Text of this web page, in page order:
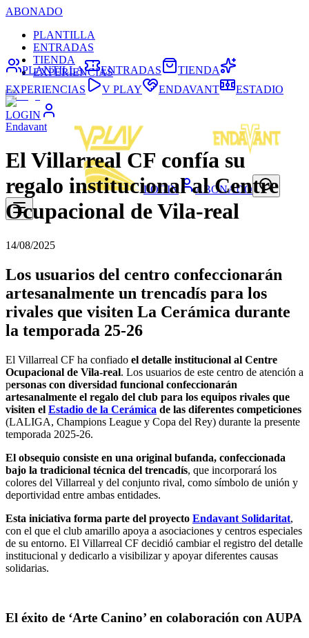
ABONADO
PLANTILLA
ENTRADAS
TIENDA
EXPERIENCIAS
LOGIN
LOGIN ABONADO
PLANTILLA ENTRADAS
TIENDA
EXPERIENCIAS
V PLAY ENDAVANT ESTADIO
Endavant
El Villarreal CF confía su
regalo institucional al Centre
Ocupacional de Vila-real
14/08/2025
Los usuarios del centro confeccionarán
artesanalmente un trencadís para los
rivales que visiten La Cerámica durante
la temporada 25-26
El Villarreal CF ha confiado el detalle institucional al Centre
Ocupacional de Vila-real. Los usuarios de este centro de atención a
personas con diversidad funcional confeccionarán
artesanalmente el regalo del club para los equipos rivales que
visiten el Estadio de la Cerámica de las diferentes competiciones
(LALIGA, Champions League y Copa del Rey) durante la presente
temporada 2025-26.
El obsequio consiste en una original bufanda, confeccionada
bajo la tradicional técnica del trencadís, que incorporará los
colores del Villarreal y del conjunto rival, como símbolo de unión y
deportividad entre ambas entidades.
Esta iniciativa forma parte del proyecto Endavant Solidaritat,
con el que el club amarillo apoya a asociaciones y centros especiales
de su entorno. El Villarreal CF decidió cambiar el registro del detalle
institucional y dedicarlo a visibilizar y apoyar diferentes causas
solidarias.
El éxito de ‘Arte Canino’ en colaboración con AUPA